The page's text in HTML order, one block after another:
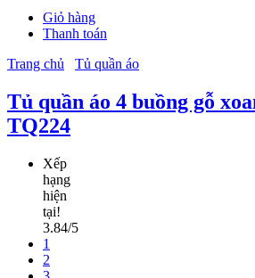
Giỏ hàng
Thanh toán
Trang chủ
Tủ quần áo
Tủ quần áo 4 buồng gỗ
TQ224
Xếp
hạng
hiện
tại!
3.84/5
1
2